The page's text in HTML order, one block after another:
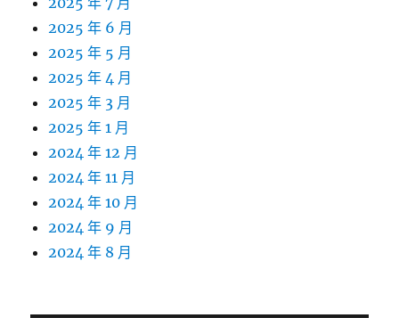
2025 年 6 月
2025 年 5 月
2025 年 4 月
2025 年 3 月
2025 年 1 月
2024 年 12 月
2024 年 11 月
2024 年 10 月
2024 年 9 月
2024 年 8 月